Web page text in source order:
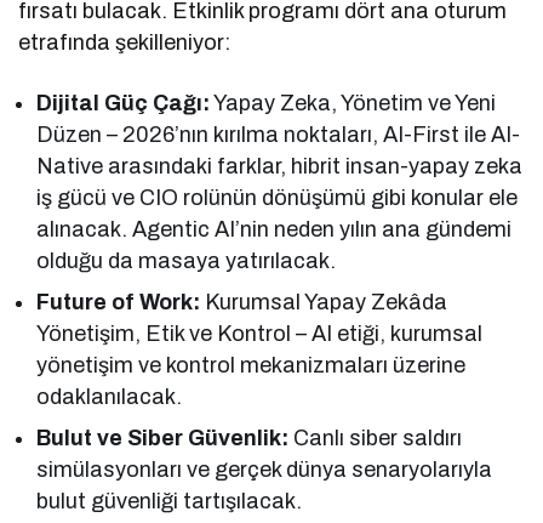
fırsatı bulacak. Etkinlik programı dört ana oturum
etrafında şekilleniyor:
Dijital Güç Çağı: Yapay Zeka, Yönetim ve Yeni
Düzen – 2026’nın kırılma noktaları, AI-First ile AI-
Native arasındaki farklar, hibrit insan-yapay zeka
iş gücü ve CIO rolünün dönüşümü gibi konular ele
alınacak. Agentic AI’nin neden yılın ana gündemi
olduğu da masaya yatırılacak.
Future of Work: Kurumsal Yapay Zekâda
Yönetişim, Etik ve Kontrol – AI etiği, kurumsal
yönetişim ve kontrol mekanizmaları üzerine
odaklanılacak.
Bulut ve Siber Güvenlik: Canlı siber saldırı
simülasyonları ve gerçek dünya senaryolarıyla
bulut güvenliği tartışılacak.